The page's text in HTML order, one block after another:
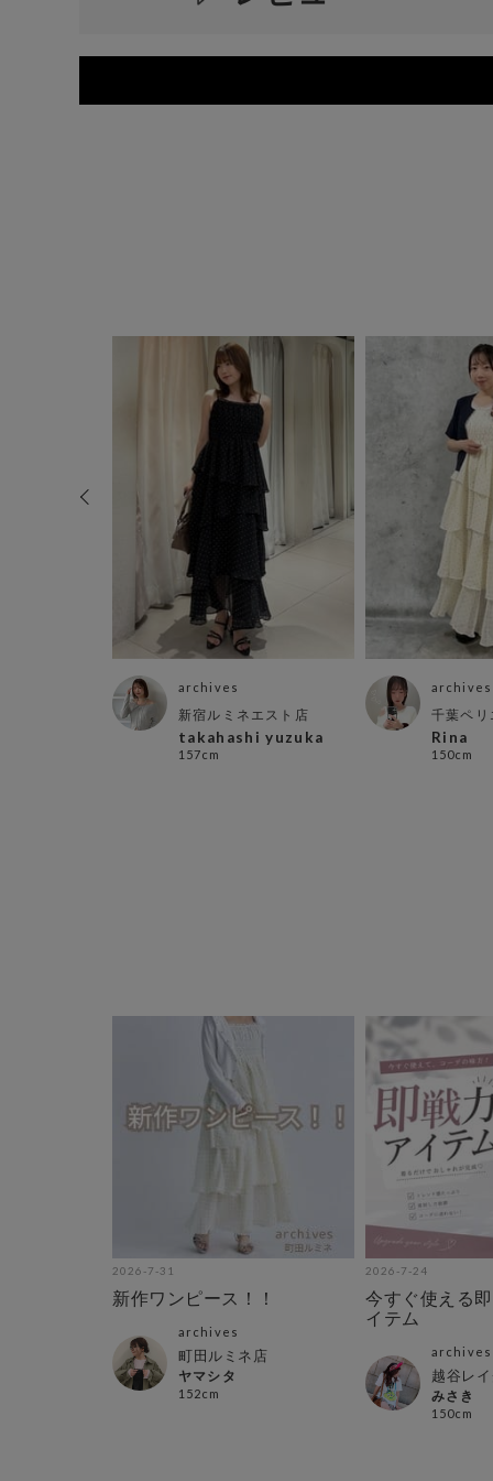
archives
新宿ルミネエスト店
takahashi yuzuka
157cm
archives
千葉ペリ
Rina
150cm
2026-7-31
新作ワンピース！！
archives
町田ルミネ店
ヤマシタ
152cm
2026-7-24
今すぐ使える
イテム
archives
越谷レ
みさき
150cm